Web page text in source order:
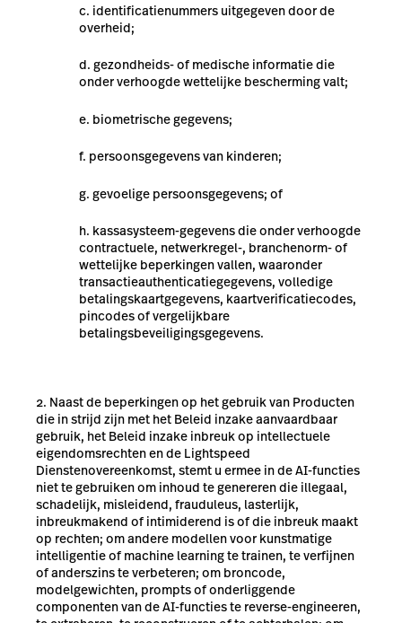
identificatienummers uitgegeven door de
overheid;
gezondheids- of medische informatie die
onder verhoogde wettelijke bescherming valt;
biometrische gegevens;
persoonsgegevens van kinderen;
gevoelige persoonsgegevens; of
kassasysteem-gegevens die onder verhoogde
contractuele, netwerkregel-, branchenorm- of
wettelijke beperkingen vallen, waaronder
transactieauthenticatiegegevens, volledige
betalingskaartgegevens, kaartverificatiecodes,
pincodes of vergelijkbare
betalingsbeveiligingsgegevens.
Naast de beperkingen op het gebruik van Producten
die in strijd zijn met het Beleid inzake aanvaardbaar
gebruik, het Beleid inzake inbreuk op intellectuele
eigendomsrechten en de Lightspeed
Dienstenovereenkomst, stemt u ermee in de AI-functies
niet te gebruiken om inhoud te genereren die illegaal,
schadelijk, misleidend, frauduleus, lasterlijk,
inbreukmakend of intimiderend is of die inbreuk maakt
op rechten; om andere modellen voor kunstmatige
intelligentie of machine learning te trainen, te verfijnen
of anderszins te verbeteren; om broncode,
modelgewichten, prompts of onderliggende
componenten van de AI-functies te reverse-engineeren,